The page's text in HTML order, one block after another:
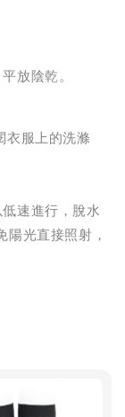
放陰乾。
服上的洗滌
速進行，脫水
陽光直接照射，